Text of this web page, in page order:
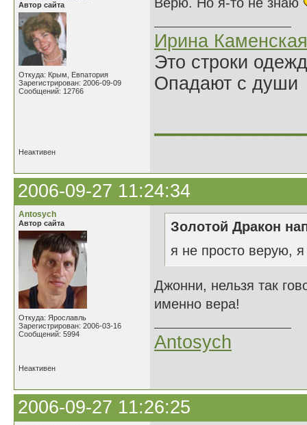
Автор сайта
Откуда: Крым, Евпатория
Зарегистрирован: 2006-09-09
Сообщений: 12766
Ирина Каменская
Это строки
Опадают с души
Неактивен
2006-09-27 11:24:34
Antosych
Автор сайта
Откуда: Ярославль
Зарегистрирован: 2006-03-16
Сообщений: 5994
Золотой Дракон
я не просто верую,
Джонни, нельзя так
именно вера!
Antosych
Неактивен
2006-09-27 11:26:25